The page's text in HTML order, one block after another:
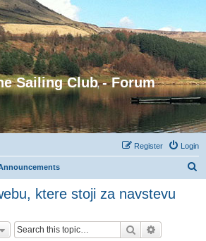
Sailing Club - Forum
Login
Register
ktere stoji za navstevu
Search